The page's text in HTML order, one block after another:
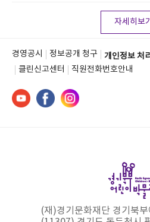
자세히보기
경영공시 정보공개 청구 개인정보 처
클린신고센터
직원전화번호안내
(재)경기문화재단 경기북